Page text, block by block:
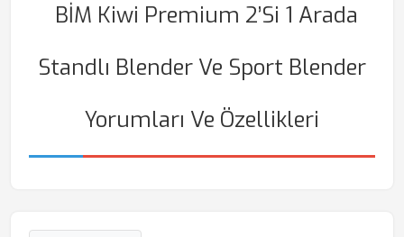
BİM Kiwi Premium 2’si 1 Arada
Standlı Blender Ve Sport Blender
Yorumları Ve Özellikleri